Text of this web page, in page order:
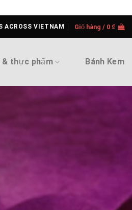
ACROSS VIETNAM Giỏ hàng / 0 ₫
& thực phẩm Bánh Kem